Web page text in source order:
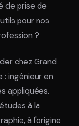
de prise de
pour nos
?
chez Grand
: ingénieur en
appliquées.
à la
à l'origine